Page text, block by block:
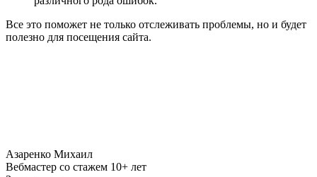
Все это поможет не только отслеживать проблемы, но и будет
полезно для посещения сайта.
Азаренко Михаил
Вебмастер со стажем 10+ лет